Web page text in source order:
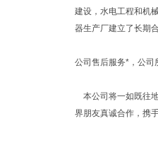
建设，水电工程和机
器生产厂建立了长期
公司售后服务*，公司
本公司将一如既往
界朋友真诚合作，携